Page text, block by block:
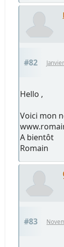
#82
Hello ,
Voici mon
A bientôt
Romain
#83